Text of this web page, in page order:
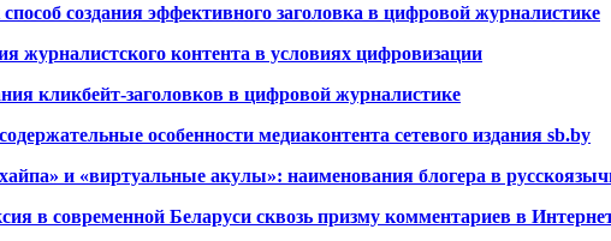
создания эффективного заголовка в цифровой журналистике
журналистского контента в условиях цифровизации
кликбейт-заголовков в цифровой журналистике
особен­ности медиаконтента сетевого издания sb.by
» и «виртуальные акулы»: наименования блогера в
в современной Беларуси сквозь призму комментариев в